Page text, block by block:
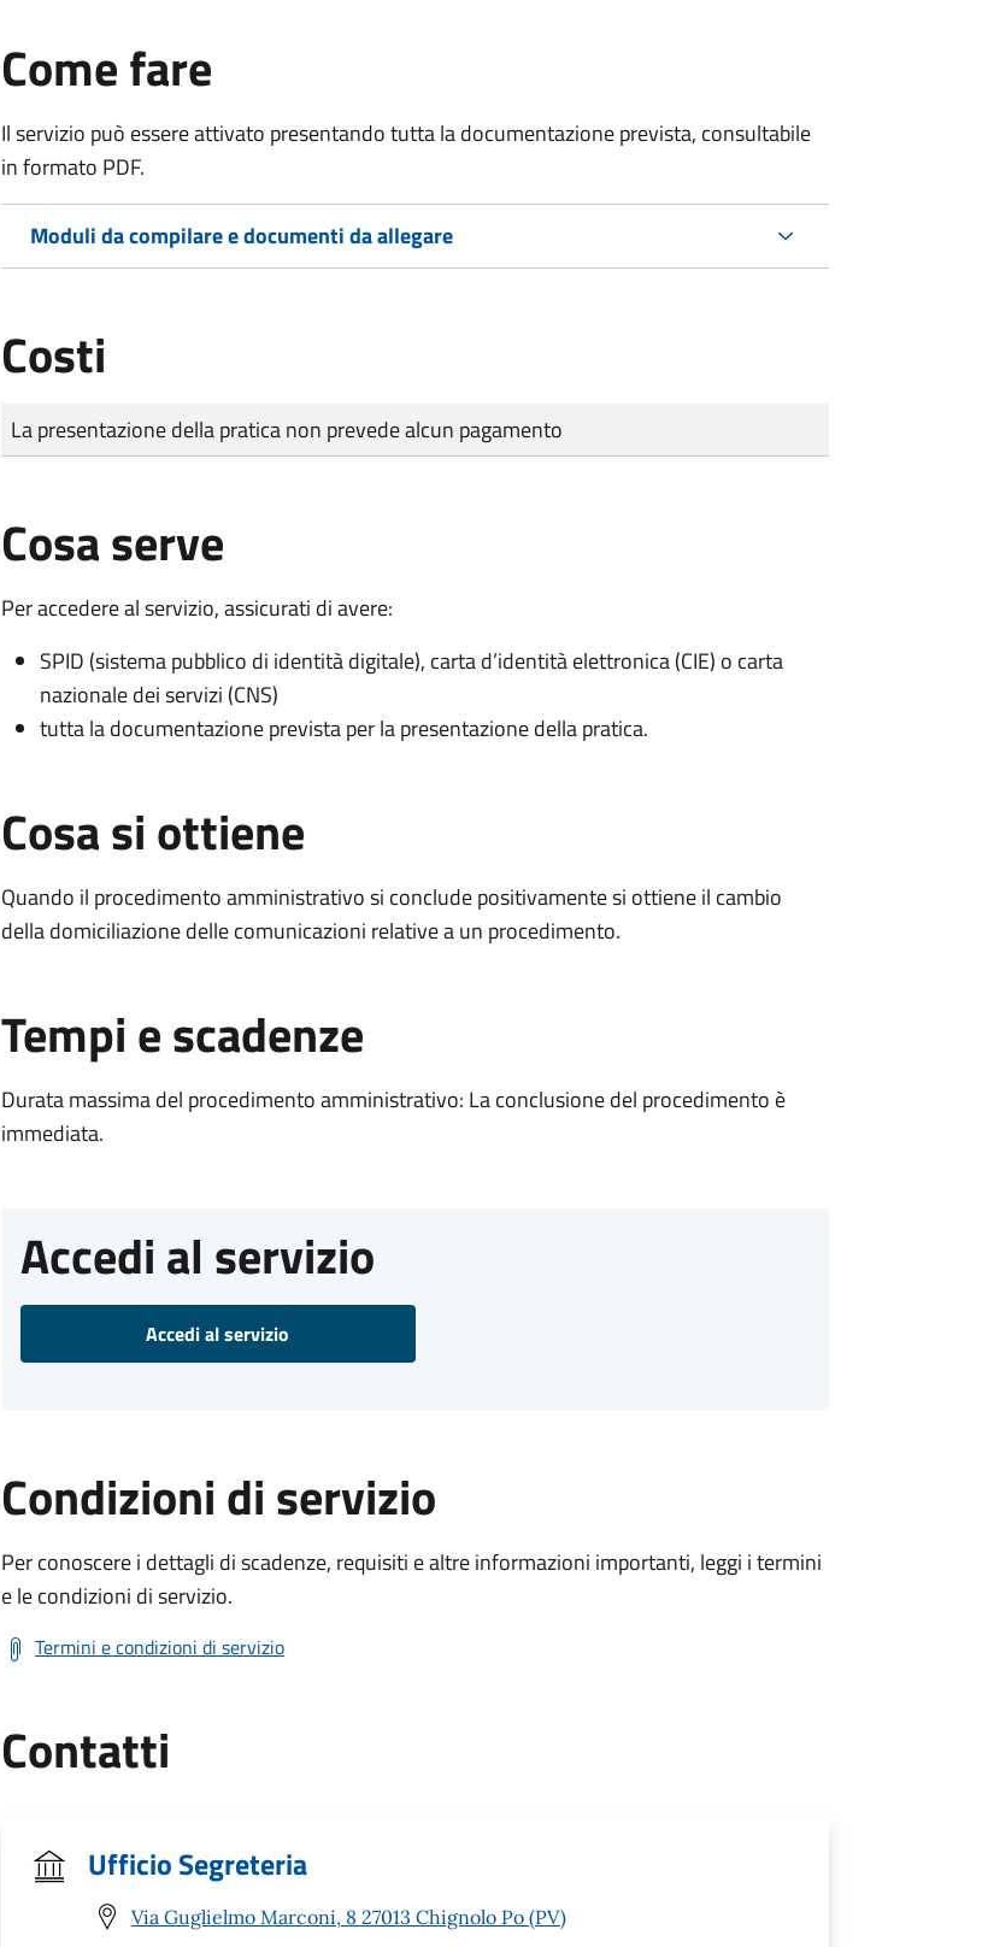
Come fare
Il servizio può essere attivato presentando tutta la documentazione prevista, consultabile
in formato PDF.
Moduli da compilare e documenti da allegare
Costi
Tipo di pagamento
Importo
La presentazione della pratica non prevede alcun pagamento
Cosa serve
Per accedere al servizio, assicurati di avere:
SPID (sistema pubblico di identità digitale), carta d’identità elettronica (CIE) o carta
nazionale dei servizi (CNS)
tutta la documentazione prevista per la presentazione della pratica.
Cosa si ottiene
Quando il procedimento amministrativo si conclude positivamente si ottiene il cambio
della domiciliazione delle comunicazioni relative a un procedimento.
Tempi e scadenze
Durata massima del procedimento amministrativo: La conclusione del procedimento è
immediata.
Accedi al servizio
Accedi al servizio
Condizioni di servizio
Per conoscere i dettagli di scadenze, requisiti e altre informazioni importanti, leggi i termini
e le condizioni di servizio.
Termini e condizioni di servizio
Contatti
Ufficio Segreteria
Via Guglielmo Marconi, 8 27013 Chignolo Po (PV)